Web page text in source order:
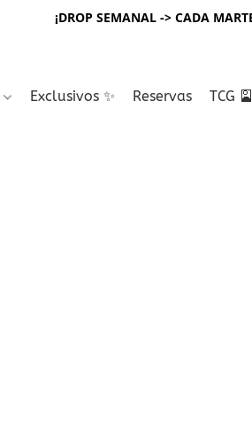
¡DROP SEMANAL -> CADA
Exclusivos ✨ Reservas TCG 🎴